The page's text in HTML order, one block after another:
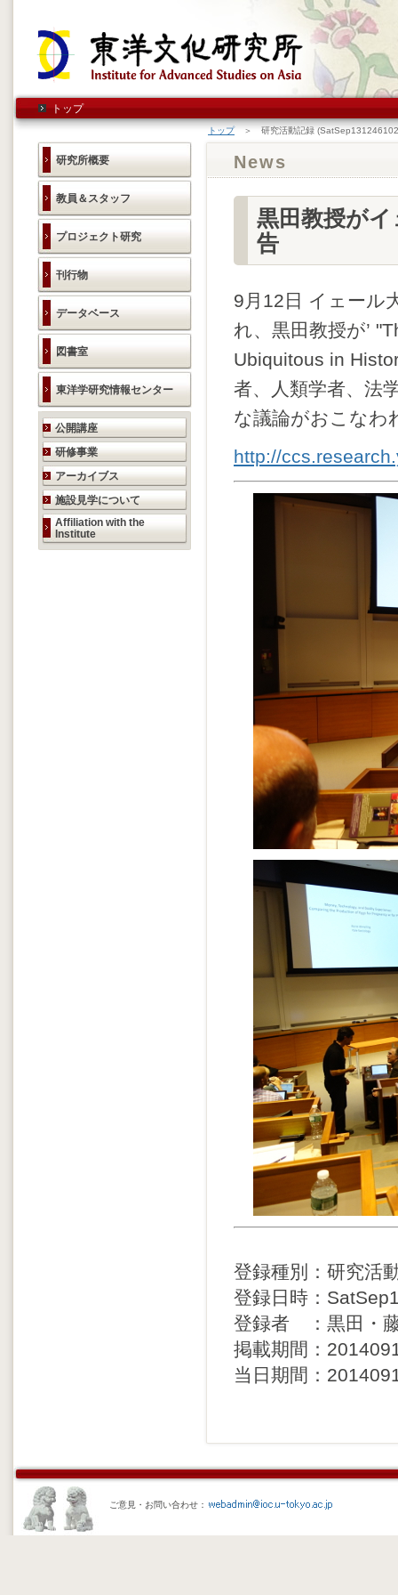
トップ
研究所概要
教員＆スタッフ
プロジェクト研究
刊行物
データベース
図書室
東洋学研究情報センター
研究活動のご案内
公開講座
研修事業
アーカイブス
施設見学について
Affiliation with the
Institute
トップ＞ 研究活動記録
News
黒田教授が
告
9月12日 イェール
れ、黒田教授が’
Ubiquitous in
者、人類学者、法
な議論がおこなわ
http://
登録種別：研究活
登録日時：
登録者 ：黒田・
掲載期間：
当日期間：
ご意見・お問い合わせ：